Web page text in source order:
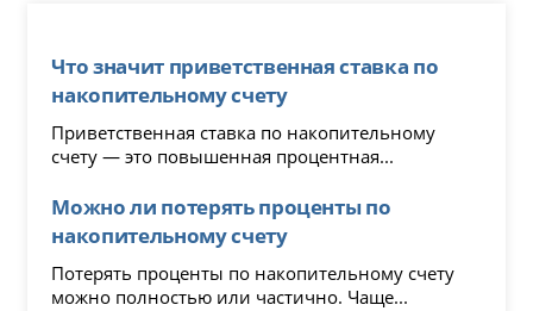
Что значит приветственная ставка по
накопительному счету
Приветственная ставка по накопительному
счету — это повышенная процентная...
Можно ли потерять проценты по
накопительному счету
Потерять проценты по накопительному счету
можно полностью или частично. Чаще...